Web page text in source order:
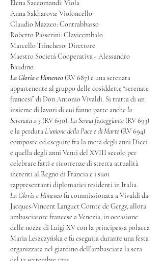
Elena Saccomandi: Viola
Anna Sakharova: Violoncello
Claudio Mazzeo: Contrabbasso
Roberto Passerini: Clavicembalo
Marcello Trinchero: Direttore
Maestro Società Cooperativa - Alessandro
Baudino
La Gloria e Himeneo (RV 687) è una serenata
appartenente al gruppo delle cosiddette “serenate
francesi” di Don Antonio Vivaldi. Si tratta di un
insieme di lavori di cui fanno parte anche la
Serenata a 3 (RV 690), La Senna festeggiante (RV 693)
e la perduta L’unione della Pace e di Marte (RV 694)
composte ed eseguite fra la metà degli anni Dieci
e quella degli anni Venti del XVIII secolo per
celebrare fatti e ricorrenze di stretta attualità
inerenti al Regno di Francia e i suoi
rappresentanti diplomatici residenti in Italia.
La Gloria e Himeneo fu commissionata a Vivaldi da
Jacques-Vincent Languet Comte de Gergy, allora
ambasciatore francese a Venezia, in occasione
delle nozze di Luigi XV con la principessa polacca
Maria Leszczyńska e fu eseguita durante una festa
organizzata nel giardino dell’ambasciata la sera